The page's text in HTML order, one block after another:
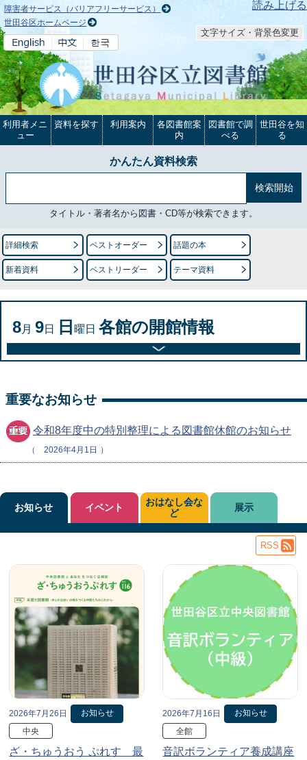
本文へ 読み上げる
障害者サービス（バリアフリーサービス）
世田谷区ホームページ
文字サイズ・背景色変更
利用者メニ
ュー
資料を探す 利用案内
各図書館案
内
図書館で調
べる
世田谷を知
る
かんたん資料検索
タイトル・著者名から図書・CD等が検索できます。
詳細検索 ベストオーダー 話題の本
新着資料 ベストリーダー テーマ資料
8月 9日 日 曜日 各館の開館情報
重要なお知らせ
令和8年度中の特別整理による図書館休館のお知らせ
2026年4月1日
お知らせ
2026年7月26日
お知らせ
中央
ざ・ちゅうおう ぷれす 最
2026年7月16日
お知らせ
全館
音訳ボランティア養成講座
イベント
おはなし会な
ど
展示
RSS